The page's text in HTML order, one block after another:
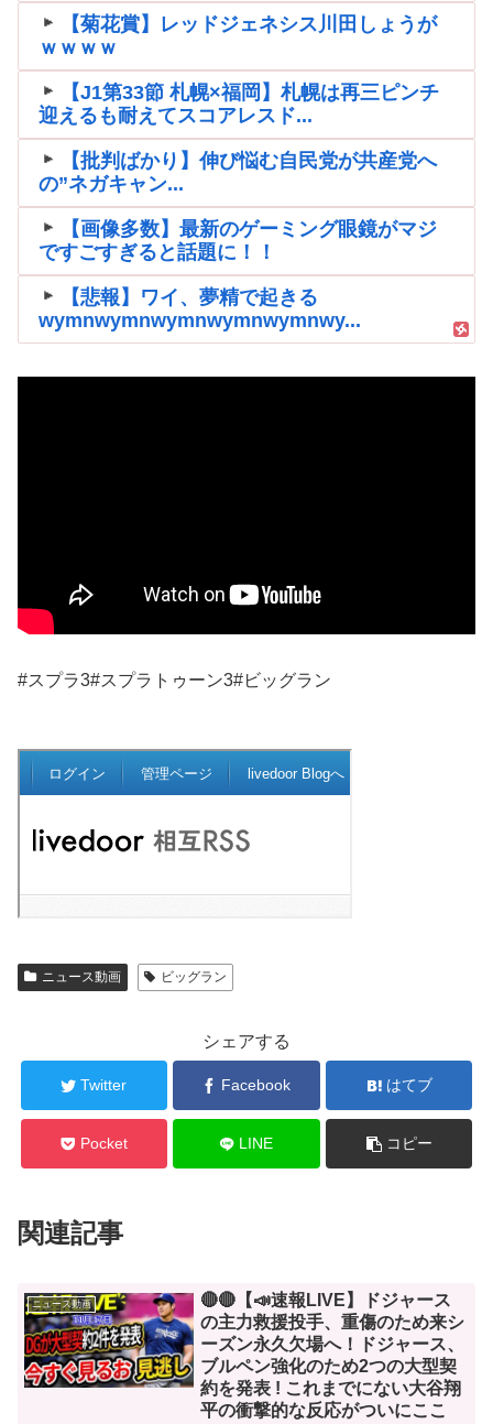
【菊花賞】レッドジェネシス川田しょうが
ｗｗｗｗ
【J1第33節 札幌×福岡】札幌は再三ピンチ
迎えるも耐えてスコアレスド...
【批判ばかり】伸び悩む自民党が共産党へ
の”ネガキャン...
【画像多数】最新のゲーミング眼鏡がマジ
ですごすぎると話題に！！
【悲報】ワイ、夢精で起きる
wymnwymnwymnwymnwymnwy...
#スプラ3#スプラトゥーン3#ビッグラン
ニュース動画 ビッグラン
シェアする
Twitter Facebook はてブ
Pocket LINE コピー
関連記事
ニュース動画
🔴🔴【📣速報LIVE】ドジャース
の主力救援投手、重傷のため来シ
ーズン永久欠場へ！ドジャース、
ブルペン強化のため2つの大型契
約を発表 ! これまでにない大谷翔
平の衝撃的な反応がついにここ